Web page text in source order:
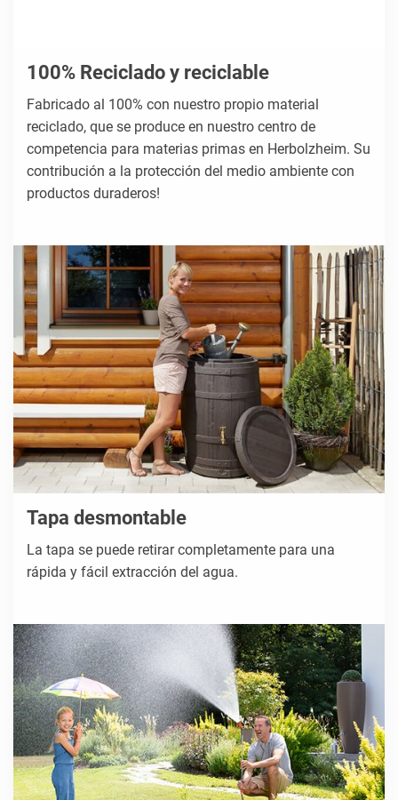
100% Reciclado y reciclable
Fabricado al 100% con nuestro propio material
reciclado, que se produce en nuestro centro de
competencia para materias primas en Herbolzheim. Su
contribución a la protección del medio ambiente con
productos duraderos!
Tapa desmontable
La tapa se puede retirar completamente para una
rápida y fácil extracción del agua.